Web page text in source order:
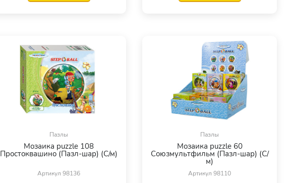
Пазлы
Мозаика puzzle 108
Простоквашино (Пазл-шар) (С/м)
Артикул 98136
Пазлы
Мозаика puzzle 60
Союзмультфильм (Пазл-шар) (С/
м)
Артикул 98110